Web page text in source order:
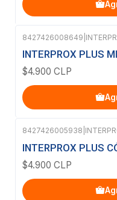
8427426008649
INTERPROX PLUS
$4.900 CLP
8427426005938
INTERPROX PLUS
$4.900 CLP